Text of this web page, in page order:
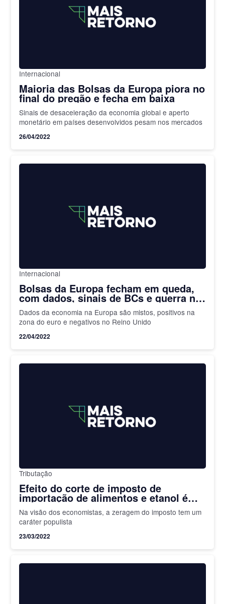
Internacional
Maioria das Bolsas da Europa piora no
final do pregão e fecha em baixa
Sinais de desaceleração da economia global e aperto
monetário em países desenvolvidos pesam nos mercados
26/04/2022
Internacional
Bolsas da Europa fecham em queda,
com dados, sinais de BCs e guerra no
radar
Dados da economia na Europa são mistos, positivos na
zona do euro e negativos no Reino Unido
22/04/2022
Tributação
Efeito do corte de imposto de
importação de alimentos e etanol é
limitado na inflação, apontam
especialistas
Na visão dos economistas, a zeragem do imposto tem um
caráter populista
23/03/2022